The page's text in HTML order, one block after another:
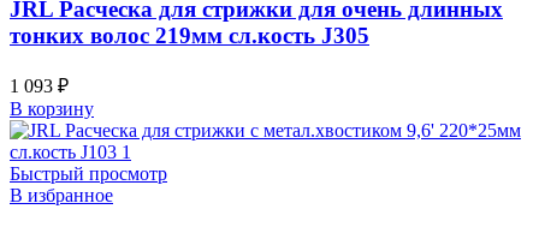
JRL Расческа для стрижки для очень длинных
тонких волос 219мм сл.кость J305
1 093 ₽
В корзину
Быстрый просмотр
В избранное